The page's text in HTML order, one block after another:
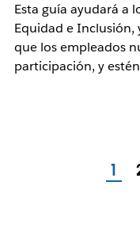
Esta guía ayudará a
Equidad e Inclusión,
que los empleados
participación, y
1